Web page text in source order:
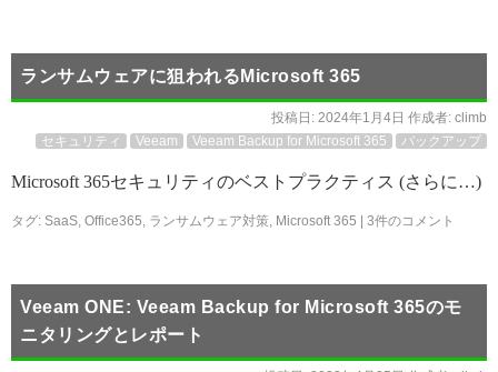
ランサムウェアに狙われるMicrosoft 365
投稿日: 2024年1月4日 作成者: climb
セキュリティ
Veeam Veeam Backup for Microsoft 365 バックアップ
Microsoft 365セキュリティのベストプラクティス (さらに…)
タグ: SaaS, Office365, ランサムウェア対策, Microsoft 365 3件のコメント
Veeam ONE: Veeam Backup for Microsoft 365のモ
ニタリングとレポート